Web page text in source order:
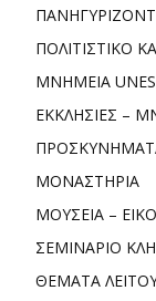
ΠΟΛΙΤΙΣΤΙΚΟ
ΜΝΗΜΕΙΑ
ΕΚΚΛΗΣΙΕΣ –
ΜΟΝΑΣΤΗΡΙΑ
ΜΟΥΣΕΙΑ –
ΣΕΜΙΝΑΡΙΟ
ΘΕΜΑΤΑ